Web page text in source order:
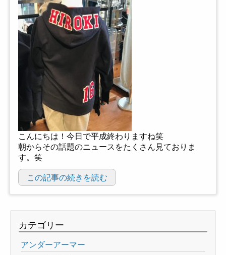
こんにちは！今日で平成終わりますね笑
朝からその話題のニュースをたくさん見ておりま
す。笑
この記事の続きを読む
カテゴリー
アンダーアーマー